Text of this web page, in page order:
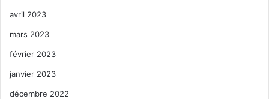
avril 2023
mars 2023
février 2023
janvier 2023
décembre 2022